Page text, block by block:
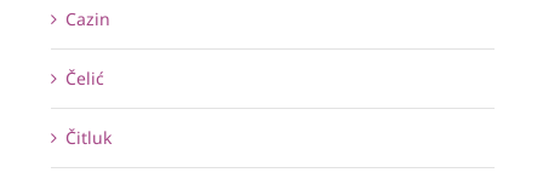
Cazin
Čelić
Čitluk